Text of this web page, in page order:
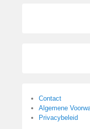
Contact
Algemene
Privacybeleid